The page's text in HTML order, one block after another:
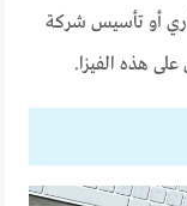
أو تأسيس شركة
هذه الفيزا.